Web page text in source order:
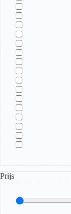
Prijs